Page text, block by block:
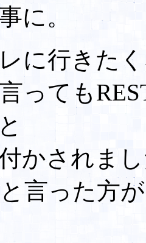
に。
に行きた
っても
かされま
言った方